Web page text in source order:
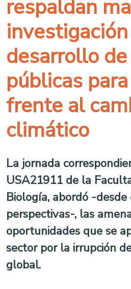
respaldan
desarrollo
públicas
frente al
climático
La jornada
USA21911 de la
Biología, abordó -
perspectivas-, las
oportunidades que se
sector por la irrupción
global.